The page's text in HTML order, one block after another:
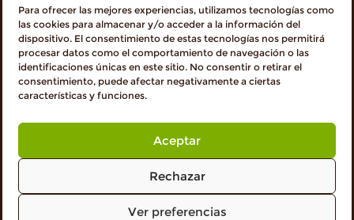
Para ofrecer las mejores experiencias, utilizamos tecnologías como
las cookies para almacenar y/o acceder a la información del
dispositivo. El consentimiento de estas tecnologías nos permitirá
procesar datos como el comportamiento de navegación o las
identificaciones únicas en este sitio. No consentir o retirar el
consentimiento, puede afectar negativamente a ciertas
características y funciones.
Aceptar
Rechazar
Ver preferencias
Subvencionada con fondos europeos: